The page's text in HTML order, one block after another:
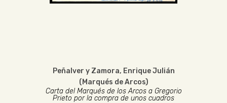
Peñalver y Zamora, Enrique Julián
(Marqués de Arcos)
Carta del Marqués de los Arcos a Gregorio
Prieto por la compra de unos cuadros